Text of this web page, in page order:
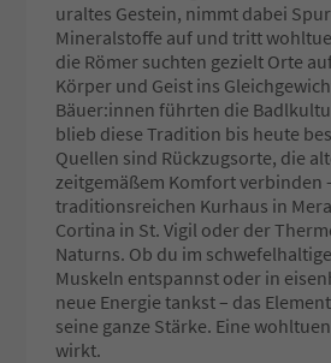
uraltes Gestein, nimmt dabei
Mineralstoffe auf und tritt
die Römer suchten gezielt Orte
Körper und Geist ins
Bäuer:innen führten die
blieb diese Tradition bis heute
Quellen sind Rückzugsorte, die
zeitgemäßem Komfort verbinden
traditionsreichen Kurhaus in
Cortina in St. Vigil oder der
Naturns. Ob du im
Muskeln entspannst oder in
neue Energie tankst – das
seine ganze Stärke. Eine
wirkt.